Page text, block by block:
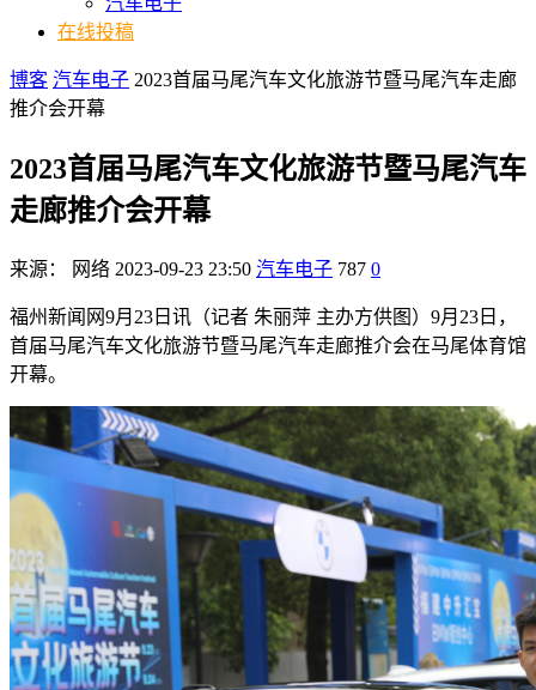
在线投稿
博客 汽车电子 2023首届马尾汽车文化旅游节暨马尾汽车走廊
推介会开幕
2023首届马尾汽车文化旅游节暨马尾汽车
走廊推介会开幕
来源： 网络 2023-09-23 23:50 汽车电子 787 0
福州新闻网9月23日讯（记者 朱丽萍 主办方供图）9月23日，
首届马尾汽车文化旅游节暨马尾汽车走廊推介会在马尾体育馆
开幕。